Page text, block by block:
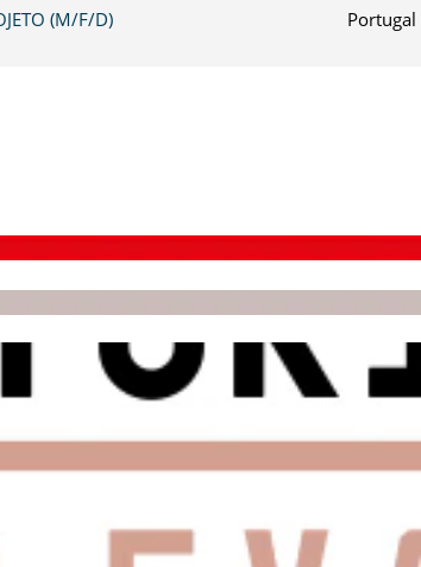
(M/F/D) Portugal